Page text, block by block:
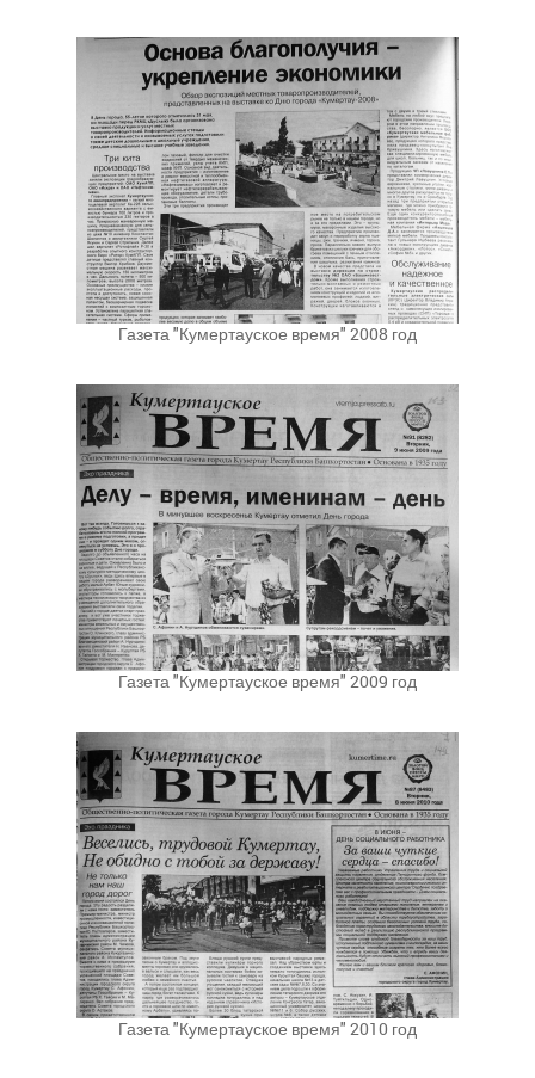
Газета "Кумертауское время" 2008 год
Газета "Кумертауское время" 2009 год
Газета "Кумертауское время" 2010 год